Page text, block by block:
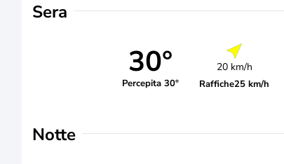
Sera
30°
Percepita 30°
20 km/h
Raffiche25 km/h
Notte